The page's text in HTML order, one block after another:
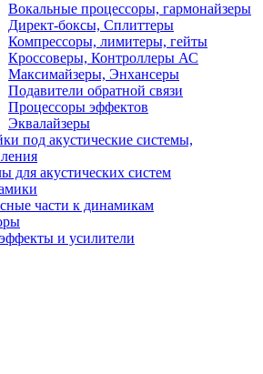
Вокальные процессоры, гармонайзеры
Директ-боксы, Сплиттеры
Компрессоры, лимитеры, гейты
Кроссоверы, Контроллеры АС
Максимайзеры, Энхансеры
Подавители обратной связи
Процессоры эффектов
Эквалайзеры
под акустические системы,
для акустических систем
части к динамикам
и усилители